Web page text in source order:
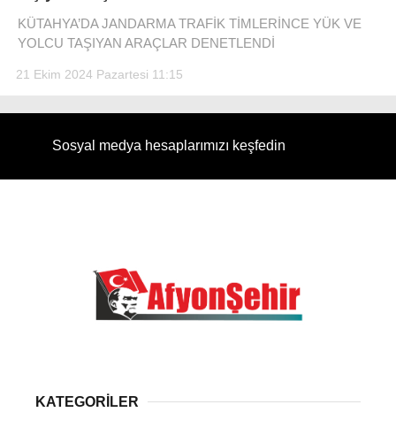
KÜTAHYA’DA JANDARMA TRAFİK TİMLERİNCE YÜK VE
YOLCU TAŞIYAN ARAÇLAR DENETLENDİ
21 Ekim 2024 Pazartesi 11:15
Sosyal medya hesaplarımızı keşfedin
KATEGORİLER